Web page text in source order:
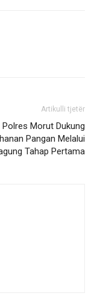
Artikulli tjetër
Polres Morut Dukung
Pangan Melalui
Tahap Pertama